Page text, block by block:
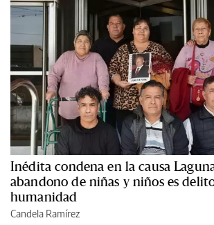
Inédita condena en la causa
abandono de niñas y niños es
humanidad
Candela Ramírez